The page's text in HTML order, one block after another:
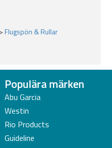
/ 340 grains
grains
g / 416–463 grains
rullfack
fiskeklart
>Flugspön & Rullar
Populära märken
Abu Garcia
Westin
Rio Products
Guideline